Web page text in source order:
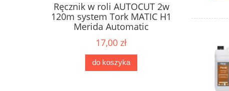
Ręcznik w roli AUTOCUT 2w
120m system Tork MATIC H1
Merida Automatic
17,00 zł
do koszyka